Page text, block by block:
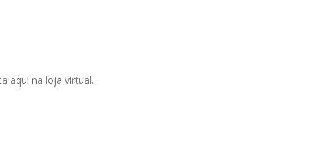
aqui na loja virtual.